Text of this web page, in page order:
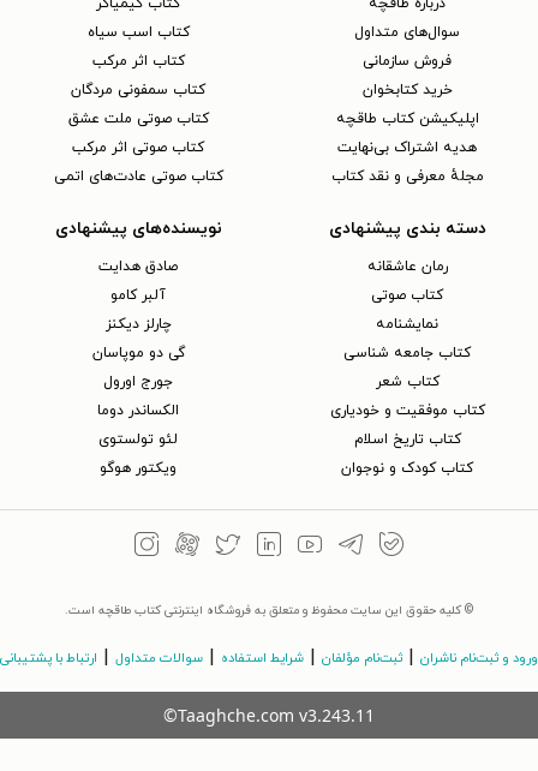
دربارهٔ طاقچه
سوال‌های متداول
فروش سازمانی
خرید کتابخوان
اپلیکیشن کتاب طاقچه
هدیه اشتراک بی‌نهایت
مجلهٔ معرفی و نقد کتاب
کتاب کیمیاگر
کتاب اسب سیاه
کتاب اثر مرکب
کتاب سمفونی مردگان
کتاب صوتی ملت عشق
کتاب صوتی اثر مرکب
کتاب صوتی عادت‌های اتمی
دسته بندی پیشنهادی
رمان عاشقانه
کتاب‌ صوتی
نمایشنامه
کتاب جامعه شناسی
کتاب شعر
کتاب موفقیت و خودیاری
کتاب تاریخ اسلام
کتاب کودک و نوجوان
نویسنده‌های پیشنهادی
صادق هدایت
آلبر کامو
چارلز دیکنز
گی دو موپاسان
جورج اورول
الکساندر دوما
لئو تولستوی
ویکتور هوگو
© کلیه حقوق این سایت محفوظ و متعلق به فروشگاه اینترنتی کتاب طاقچه است.
ورود و ثبت‌نام ناشران | ثبت‌نام مؤلفان | شرایط استفاده | سوالات متداول | ارتباط با پشتیبانی
©Taaghche.com v3.243.11